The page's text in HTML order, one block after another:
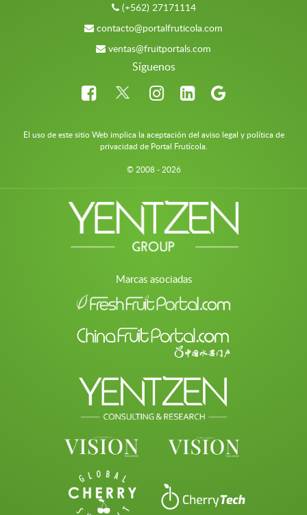
(+562) 27171114
contacto@portalfruticola.com
ventas@fruitportals.com
Síguenos
El uso de este sitio Web implica la aceptación del aviso legal y política de
privacidad de Portal Frutícola.
© 2008 - 2026
Marcas asociadas